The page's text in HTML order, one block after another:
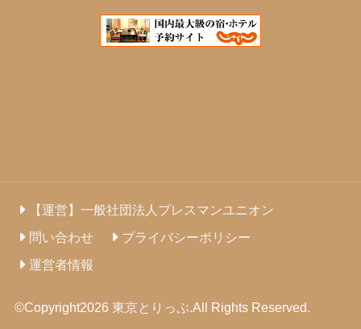
【運営】一般社団法人プレスマンユニオン
問い合わせ
プライバシーポリシー
運営者情報
©Copyright2026 東京とりっぷ.All Rights Reserved.